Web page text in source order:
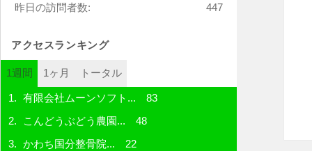
447
昨日の訪問者数:
アクセスランキング
1週間 1ヶ月 トータル
有限会社ムーンソフト... 83
こんどうぶどう農園... 48
かわち国分整骨院... 22